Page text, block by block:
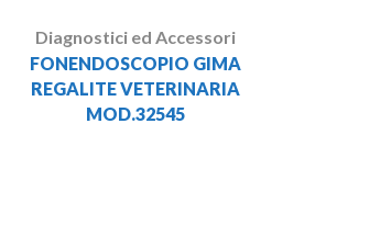
Diagnostici ed Accessori
FONENDOSCOPIO GIMA
REGALITE VETERINARIA
MOD.32545